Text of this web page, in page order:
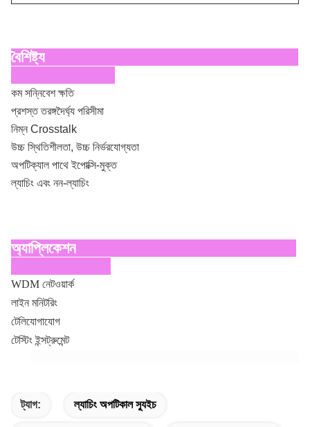
বৈশিষ্ট্য
কম সন্নিবেশ ক্ষতি
প্রশস্ত তরঙ্গদৈর্ঘ্য পরিসীমা
নিম্ন Crosstalk
উচ্চ স্থিতিশীলতা, উচ্চ নির্ভরযোগ্যতা
অপটিক্যাল পাথে ইপোক্সি-মুক্ত
ল্যাচিং এবং নন-ল্যাচিং
অ্যাপ্লিকেশন
WDM নেটওয়ার্ক
লাইন মনিটরিং
টেলিযোগাযোগ
টেস্টিং ইন্সট্রুমেন্ট
ট্যাগ: ল্যাচিং অপটিকাল স্যুইচ